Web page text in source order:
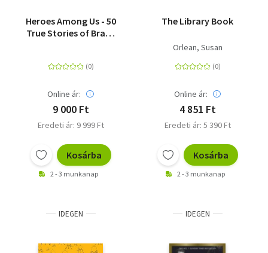
Heroes Among Us - 50
True Stories of Brave
Online ár:
9 000 Ft
Eredeti ár: 9 999 Ft
Kosárba
2 - 3 munkanap
The Library Book
Orlean, Susan
Online ár:
4 851 Ft
Eredeti ár: 5 390 Ft
Kosárba
2 - 3 munkanap
IDEGEN IDEGEN